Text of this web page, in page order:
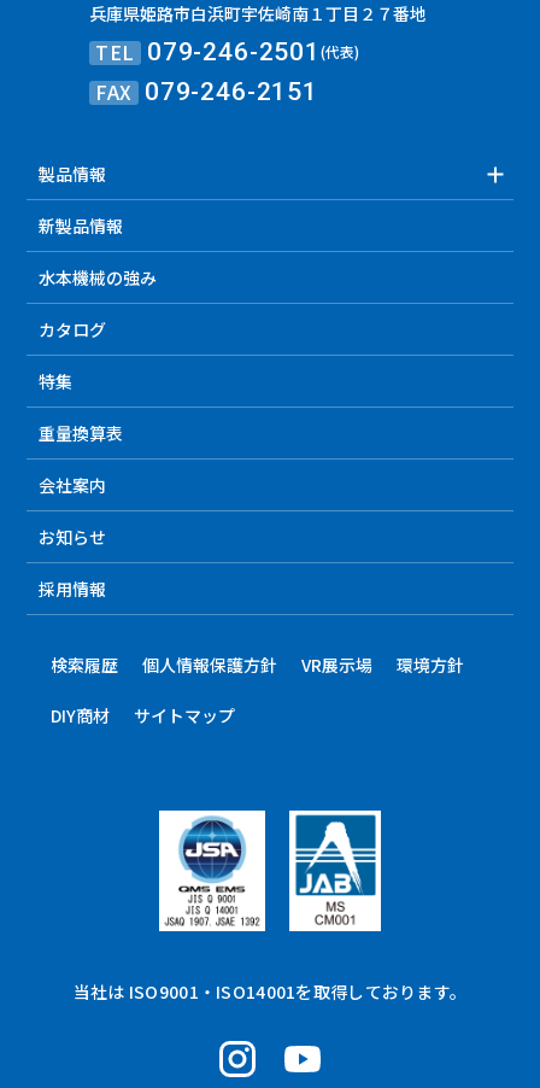
兵庫県姫路市白浜町宇佐崎南１丁目２７番地
TEL 079-246-2501(代表)
FAX 079-246-2151
製品情報
新製品情報
水本機械の強み
カタログ
特集
重量換算表
会社案内
お知らせ
採用情報
検索履歴 個人情報保護方針 VR展示場 環境方針
DIY商材 サイトマップ
当社は ISO9001・ISO14001を取得しております。